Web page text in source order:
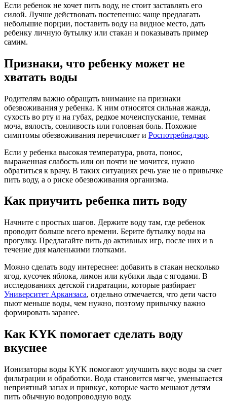
Если ребенок не хочет пить воду, не стоит заставлять его
силой. Лучше действовать постепенно: чаще предлагать
небольшие порции, поставить воду на видное место, дать
ребенку личную бутылку или стакан и показывать пример
самим.
Признаки, что ребенку может не
хватать воды
Родителям важно обращать внимание на признаки
обезвоживания у ребенка. К ним относятся сильная жажда,
сухость во рту и на губах, редкое мочеиспускание, темная
моча, вялость, сонливость или головная боль. Похожие
симптомы обезвоживания перечисляет и Роспотребнадзор.
Если у ребенка высокая температура, рвота, понос,
выраженная слабость или он почти не мочится, нужно
обратиться к врачу. В таких ситуациях речь уже не о привычке
пить воду, а о риске обезвоживания организма.
Как приучить ребенка пить воду
Начните с простых шагов. Держите воду там, где ребенок
проводит больше всего времени. Берите бутылку воды на
прогулку. Предлагайте пить до активных игр, после них и в
течение дня маленькими глотками.
Можно сделать воду интереснее: добавить в стакан несколько
ягод, кусочек яблока, лимон или кубики льда с ягодами. В
исследованиях детской гидратации, которые разбирает
Университет Арканзаса, отдельно отмечается, что дети часто
пьют меньше воды, чем нужно, поэтому привычку важно
формировать заранее.
Как KYK помогает сделать воду
вкуснее
Ионизаторы воды KYK помогают улучшить вкус воды за счет
фильтрации и обработки. Вода становится мягче, уменьшается
неприятный запах и привкус, которые часто мешают детям
пить обычную водопроводную воду.